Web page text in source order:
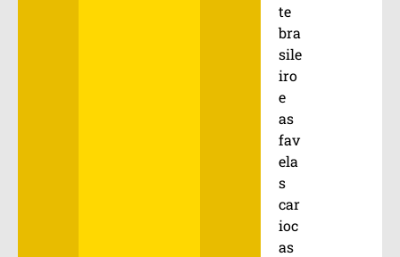
te
bra
sile
iro
e
as
fav
ela
s
car
ioc
as